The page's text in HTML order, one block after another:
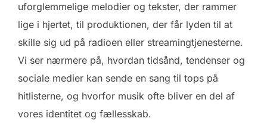
uforglemmelige melodier og tekster, der rammer
lige i hjertet, til produktionen, der får lyden til at
skille sig ud på radioen eller streamingtjenesterne.
Vi ser nærmere på, hvordan tidsånd, tendenser og
sociale medier kan sende en sang til tops på
hitlisterne, og hvorfor musik ofte bliver en del af
vores identitet og fællesskab.